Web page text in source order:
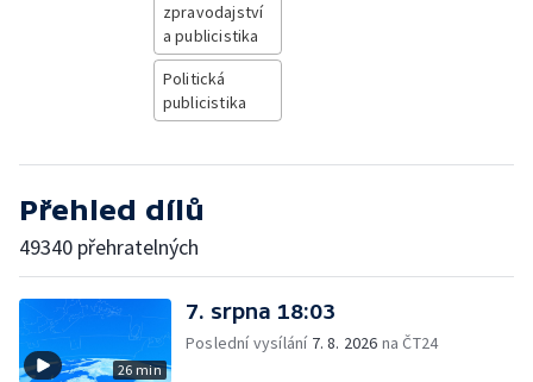
zpravodajství
a publicistika
Politická
publicistika
Přehled dílů
49340 přehratelných
26 min
7. srpna 18:03
Poslední vysílání 7. 8. 2026 na ČT24